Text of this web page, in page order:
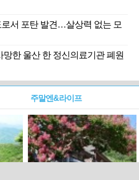
서 포탄 발견…살상력 없는 모
한 울산 한 정신의료기관 폐원
주말엔&라이프